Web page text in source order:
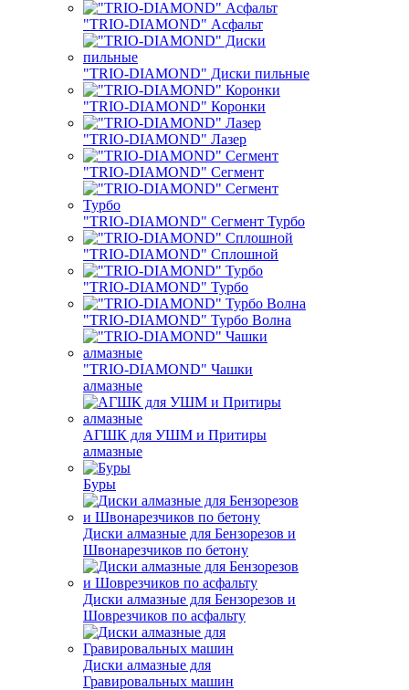
"TRIO-DIAMOND" Асфальт
"TRIO-DIAMOND" Диски пильные
"TRIO-DIAMOND" Коронки
"TRIO-DIAMOND" Лазер
"TRIO-DIAMOND" Сегмент
"TRIO-DIAMOND" Сегмент Турбо
"TRIO-DIAMOND" Сплошной
"TRIO-DIAMOND" Турбо
"TRIO-DIAMOND" Турбо Волна
"TRIO-DIAMOND" Чашки
алмазные
АГШК для УШМ и Притиры
алмазные
Буры
Диски алмазные для Бензорезов и
Швонарезчиков по бетону
Диски алмазные для Бензорезов и
Шоврезчиков по асфальту
Диски алмазные для
Гравировальных машин